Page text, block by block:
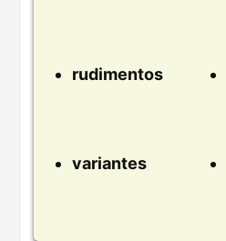
rudimentos
variantes